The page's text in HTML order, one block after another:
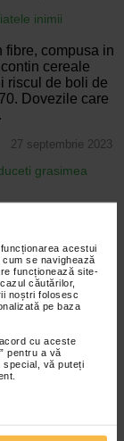
acestui
se navighează
funcționează site-
căutărilor,
noștri folosesc
pe baza
cu aceste
pentru a vă
special, vă puteți
inimii
fibre, compusa in
cereale
riscul de boli de
Dovezile care
27 septembrie 2023
grasimea
care
sau care pur si
acumulat
25 septembrie 2023
Slabesti
metode de
si despre